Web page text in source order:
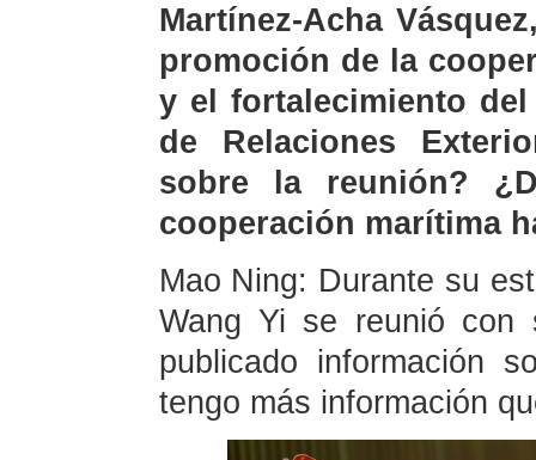
Martínez-Acha
promoción de la
y el fortalecimiento
de Relaciones
sobre la reunión?
cooperación marítima
Mao Ning: Durante su
Wang Yi se reunió con
publicado información
tengo más información